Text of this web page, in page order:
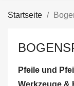
Startseite
Pfeile und
Werkzeuge &